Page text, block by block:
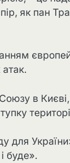
як пан
в
для
буде».